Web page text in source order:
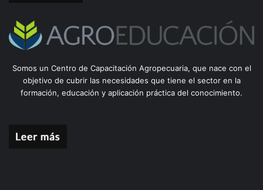
Somos un Centro de Capacitación Agropecuaria, que nace con el
objetivo de cubrir las necesidades que tiene el sector en la
formación, educación y aplicación práctica del conocimiento.